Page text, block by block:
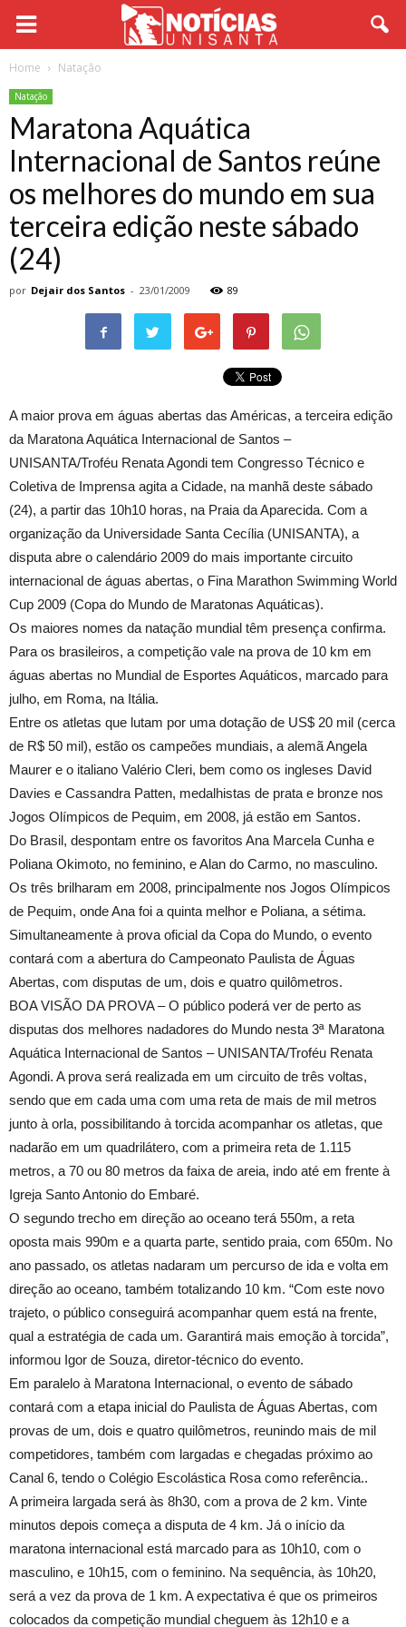
Home Natação
Natação
Maratona Aquática
Internacional de Santos reúne
os melhores do mundo em sua
terceira edição neste sábado
(24)
por Dejair dos Santos - 23/01/2009 89
A maior prova em águas abertas das Américas, a terceira edição
da Maratona Aquática Internacional de Santos –
UNISANTA/Troféu Renata Agondi tem Congresso Técnico e
Coletiva de Imprensa agita a Cidade, na manhã deste sábado
(24), a partir das 10h10 horas, na Praia da Aparecida. Com a
organização da Universidade Santa Cecília (UNISANTA), a
disputa abre o calendário 2009 do mais importante circuito
internacional de águas abertas, o Fina Marathon Swimming World
Cup 2009 (Copa do Mundo de Maratonas Aquáticas).
Os maiores nomes da natação mundial têm presença confirma.
Para os brasileiros, a competição vale na prova de 10 km em
águas abertas no Mundial de Esportes Aquáticos, marcado para
julho, em Roma, na Itália.
Entre os atletas que lutam por uma dotação de US$ 20 mil (cerca
de R$ 50 mil), estão os campeões mundiais, a alemã Angela
Maurer e o italiano Valério Cleri, bem como os ingleses David
Davies e Cassandra Patten, medalhistas de prata e bronze nos
Jogos Olímpicos de Pequim, em 2008, já estão em Santos.
Do Brasil, despontam entre os favoritos Ana Marcela Cunha e
Poliana Okimoto, no feminino, e Alan do Carmo, no masculino.
Os três brilharam em 2008, principalmente nos Jogos Olímpicos
de Pequim, onde Ana foi a quinta melhor e Poliana, a sétima.
Simultaneamente à prova oficial da Copa do Mundo, o evento
contará com a abertura do Campeonato Paulista de Águas
Abertas, com disputas de um, dois e quatro quilômetros.
BOA VISÃO DA PROVA – O público poderá ver de perto as
disputas dos melhores nadadores do Mundo nesta 3ª Maratona
Aquática Internacional de Santos – UNISANTA/Troféu Renata
Agondi. A prova será realizada em um circuito de três voltas,
sendo que em cada uma com uma reta de mais de mil metros
junto à orla, possibilitando à torcida acompanhar os atletas, que
nadarão em um quadrilátero, com a primeira reta de 1.115
metros, a 70 ou 80 metros da faixa de areia, indo até em frente à
Igreja Santo Antonio do Embaré.
O segundo trecho em direção ao oceano terá 550m, a reta
oposta mais 990m e a quarta parte, sentido praia, com 650m. No
ano passado, os atletas nadaram um percurso de ida e volta em
direção ao oceano, também totalizando 10 km. “Com este novo
trajeto, o público conseguirá acompanhar quem está na frente,
qual a estratégia de cada um. Garantirá mais emoção à torcida”,
informou Igor de Souza, diretor-técnico do evento.
Em paralelo à Maratona Internacional, o evento de sábado
contará com a etapa inicial do Paulista de Águas Abertas, com
provas de um, dois e quatro quilômetros, reunindo mais de mil
competidores, também com largadas e chegadas próximo ao
Canal 6, tendo o Colégio Escolástica Rosa como referência..
A primeira largada será às 8h30, com a prova de 2 km. Vinte
minutos depois começa a disputa de 4 km. Já o início da
maratona internacional está marcado para as 10h10, com o
masculino, e 10h15, com o feminino. Na sequência, às 10h20,
será a vez da prova de 1 km. A expectativa é que os primeiros
colocados da competição mundial cheguem às 12h10 e a